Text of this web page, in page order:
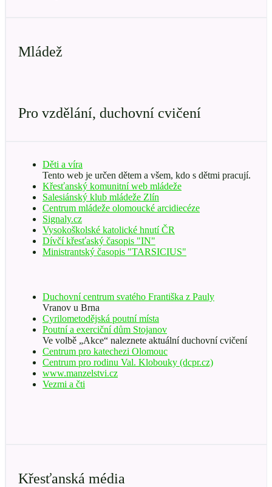
Mládež
Pro vzdělání, duchovní cvičení
Děti a víra
Tento web je určen dětem a všem, kdo s dětmi pracují.
Křesťanský komunitní web mládeže
Salesiánský klub mládeže Zlín
Centrum mládeže olomoucké arcidiecéze
Signaly.cz
Vysokoškolské katolické hnutí ČR
Dívčí křesťaský časopis "IN"
Ministrantský časopis "TARSICIUS"
Duchovní centrum svatého Františka z Pauly
Vranov u Brna
Cyrilometodějská poutní místa
Poutní a exerciční dům Stojanov
Ve volbě „Akce“ naleznete aktuální duchovní cvičení
Centrum pro katechezi Olomouc
Centrum pro rodinu Val. Klobouky (dcpr.cz)
www.manzelstvi.cz
Vezmi a čti
Křesťanská média